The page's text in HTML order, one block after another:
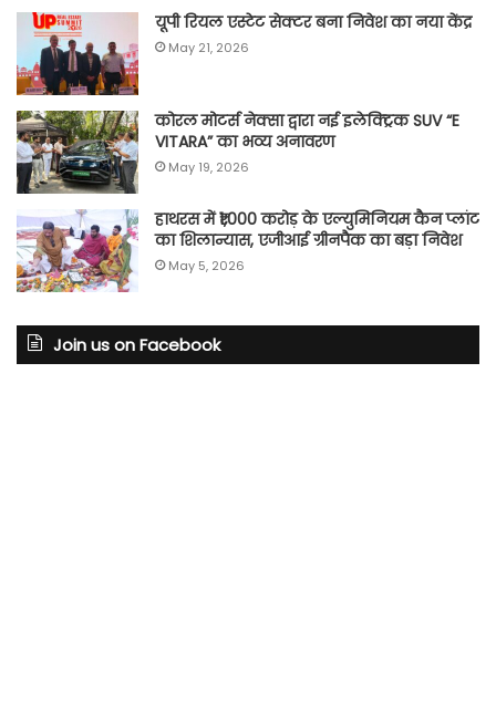
यूपी रियल एस्टेट सेक्टर बना निवेश का नया केंद्र
May 21, 2026
कोरल मोटर्स नेक्सा द्वारा नई इलेक्ट्रिक SUV “E
VITARA” का भव्य अनावरण
May 19, 2026
हाथरस में ₹1,000 करोड़ के एल्युमिनियम कैन प्लांट
का शिलान्यास, एजीआई ग्रीनपैक का बड़ा निवेश
May 5, 2026
Join us on Facebook